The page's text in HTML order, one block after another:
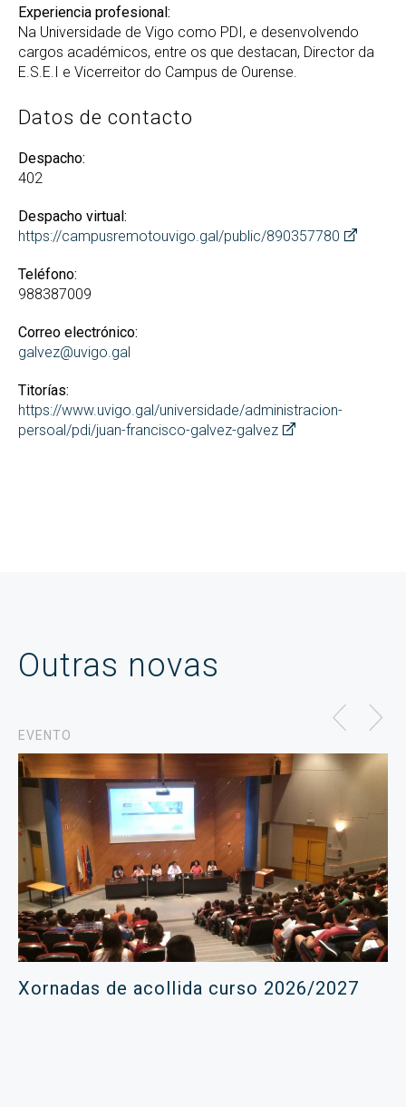
Experiencia profesional:
Na Universidade de Vigo como PDI, e desenvolvendo
cargos académicos, entre os que destacan, Director da
E.S.E.I e Vicerreitor do Campus de Ourense.
Datos de contacto
Despacho:
402
Despacho virtual:
https://campusremotouvigo.gal/public/890357780
Teléfono:
988387009
Correo electrónico:
galvez@uvigo.gal
Titorías:
https://www.uvigo.gal/universidade/administracion-
persoal/pdi/juan-francisco-galvez-galvez
Outras novas
EVENTO
Xornadas de acollida curso 2026/2027